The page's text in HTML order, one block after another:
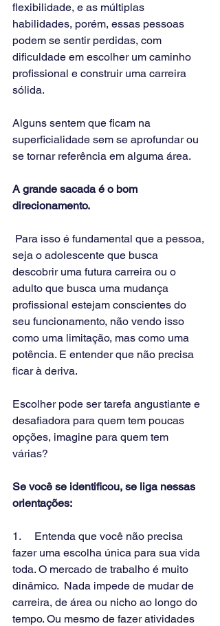
flexibilidade, e as múltiplas
habilidades, porém, essas pessoas
podem se sentir perdidas, com
dificuldade em escolher um caminho
profissional e construir uma carreira
sólida.
Alguns sentem que ficam na
superficialidade sem se aprofundar ou
se tornar referência em alguma área.
A grande sacada é o bom
direcionamento.
seja o adolescente que busca
descobrir uma futura carreira ou o
adulto que busca uma mudança
profissional estejam conscientes do
seu funcionamento, não vendo isso
como uma limitação, mas como uma
potência. E entender que não precisa
ficar à deriva.
Escolher pode ser tarefa angustiante e
desafiadora para quem tem poucas
opções, imagine para quem tem
várias?
Se você se identificou, se liga nessas
orientações:
1.     Entenda que você não precisa
fazer uma escolha única para sua vida
toda. O mercado de trabalho é muito
dinâmico.  Nada impede de mudar de
carreira, de área ou nicho ao longo do
tempo. Ou mesmo de fazer atividades